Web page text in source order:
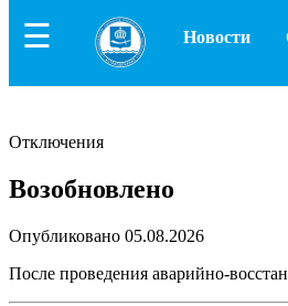
☰ Новости
Отключения
Возобновлено
Опубликовано 05.08.2026
После проведения аварийно-